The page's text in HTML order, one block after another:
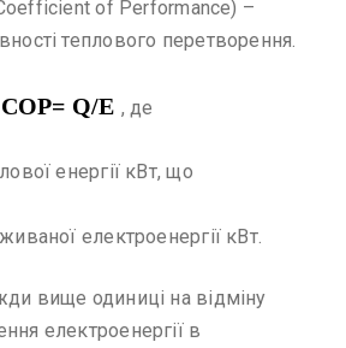
of Performance) –
теплового перетворення.
COP= Q/E , де
енергії кВт, що
електроенергії кВт.
вище одиниці на відміну
електроенергії в